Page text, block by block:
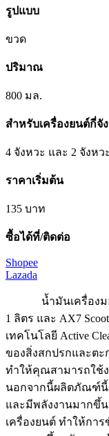
รูปแบบ
ขวด
ปริมาณ
800 มล.
สำหรับเครื่องยนต์กี่จั
4 จังหวะ และ 2 จังหวะ
ราคาเริ่มต้น
135 บาท
ซื้อได้ที่/ติดต่อ
Shopee
Lazada
น้ำมันเครื่องมอเต
1 ลิตร และ AX7
เทคโนโลยี Active
ของสิ่งสกปรกและต
ทำให้คุณสามารถใช้
นอกจากนี้ผลิตภัณฑ์นี้
และมีพลังงานมากขึ้น
เครื่องยนต์ ทำให้กา